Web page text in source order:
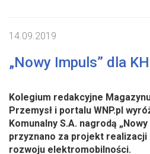
14.09.2019
„Nowy Impuls” dla
Kolegium redakcyjne
Przemysł i portalu WNP.pl
Komunalny S.A. nagrodą
przyznano za projekt
rozwoju elektromobilności.